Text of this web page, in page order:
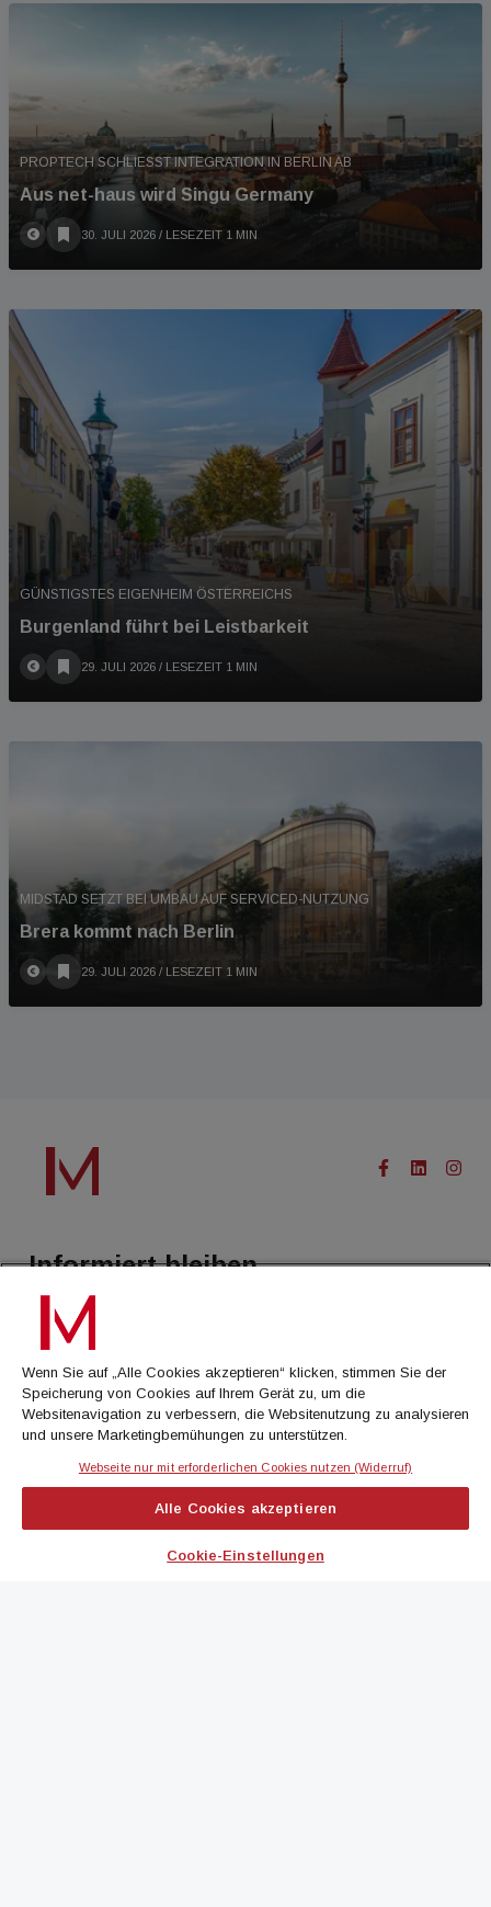
PROPTECH SCHLIESST INTEGRATION IN BERLIN AB
Aus net-haus wird Singu Germany
30. JULI 2026 / LESEZEIT 1 MIN
GÜNSTIGSTES EIGENHEIM ÖSTERREICHS
Burgenland führt bei Leistbarkeit
29. JULI 2026 / LESEZEIT 1 MIN
MIDSTAD SETZT BEI UMBAU AUF SERVICED-NUTZUNG
Brera kommt nach Berlin
29. JULI 2026 / LESEZEIT 1 MIN
Informiert bleiben.
Treffen Sie eine Selektion unserer Newsletter zu buildingTIMES,
immoflash, Immobilien Magazin, immo7news, immojobs, immotermin
oder dem Morgenjournal
Jetzt anmelden
Wenn Sie auf „Alle Cookies akzeptieren“ klicken, stimmen Sie der
Speicherung von Cookies auf Ihrem Gerät zu, um die
Websitenavigation zu verbessern, die Websitenutzung zu analysieren
und unsere Marketingbemühungen zu unterstützen.
Webseite nur mit erforderlichen Cookies nutzen (Widerruf)
Alle Cookies akzeptieren
Cookie-Einstellungen